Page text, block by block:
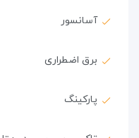
آسانسور
برق اضطراری
پارکینگ